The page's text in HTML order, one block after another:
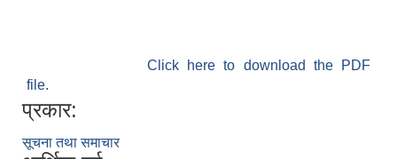
Click here to download the PDF
file.
प्रकार:
सूचना तथा समाचार